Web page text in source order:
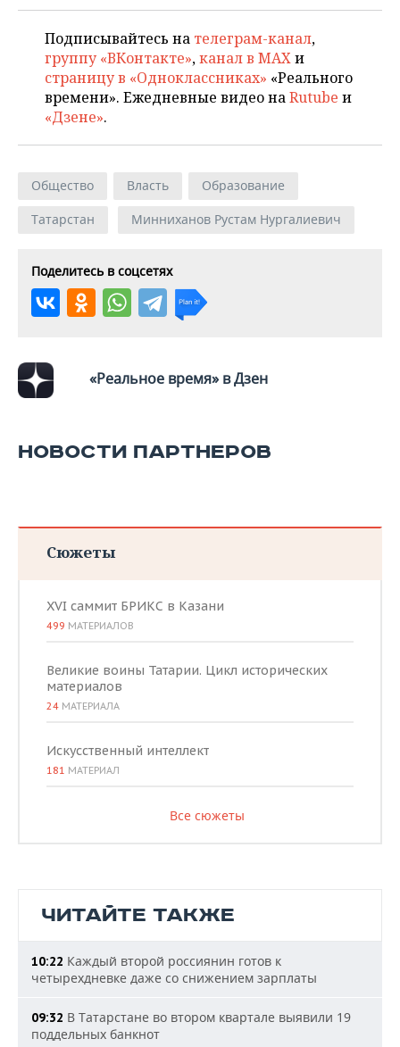
Подписывайтесь на телеграм-канал,
группу «ВКонтакте»,канал в MAXи
страницу в «Одноклассниках» «Реального
времени». Ежедневные видео наRutube и
«Дзене».
Общество Власть
Образование
Татарстан
Минниханов Рустам Нургалиевич
Поделитесь в соцсетях
«Реальное время» в Дзен
НОВОСТИ ПАРТНЕРОВ
Сюжеты
XVI саммит БРИКС в Казани
499 МАТЕРИАЛОВ
Великие воины Татарии. Цикл исторических
материалов
24 МАТЕРИАЛА
Искусственный интеллект
181 МАТЕРИАЛ
Все сюжеты
ЧИТАЙТЕ ТАКЖЕ
10:22 Каждый второй россиянин готов к
четырехдневке даже со снижением зарплаты
09:32 В Татарстане во втором квартале выявили 19
поддельных банкнот